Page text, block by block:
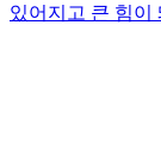
있어지고 큰 힘이